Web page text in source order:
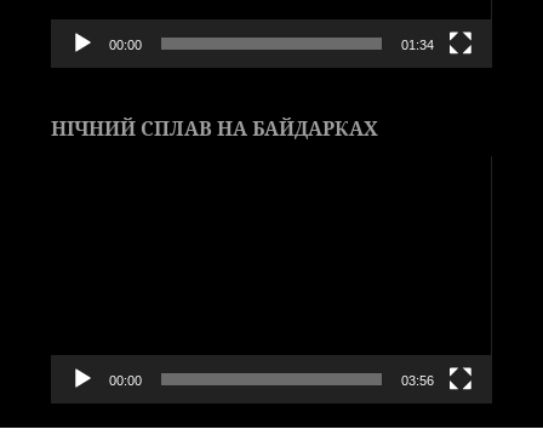
00:00 01:34
НІЧНИЙ СПЛАВ НА БАЙДАРКАХ
00:00 03:56